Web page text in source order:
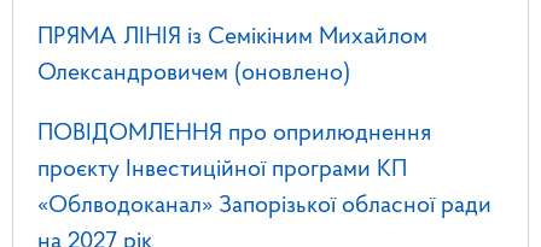
ПРЯМА ЛІНІЯ із Семікіним Михайлом
Олександровичем (оновлено)
ПОВІДОМЛЕННЯ про оприлюднення
проєкту Інвестиційної програми КП
«Облводоканал» Запорізької обласної ради
на 2027 рік